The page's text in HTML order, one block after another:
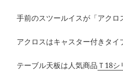
手前のスツールイスが「アクロ
アクロスはキャスター付きタイ
テーブル天板は人気商品 Ｔ18